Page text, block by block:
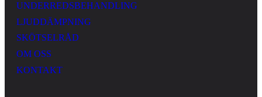
UNDERREDSBEHANDLING
LJUDDÄMPNING
SKÖTSELRÅD
OM OSS
KONTAKT